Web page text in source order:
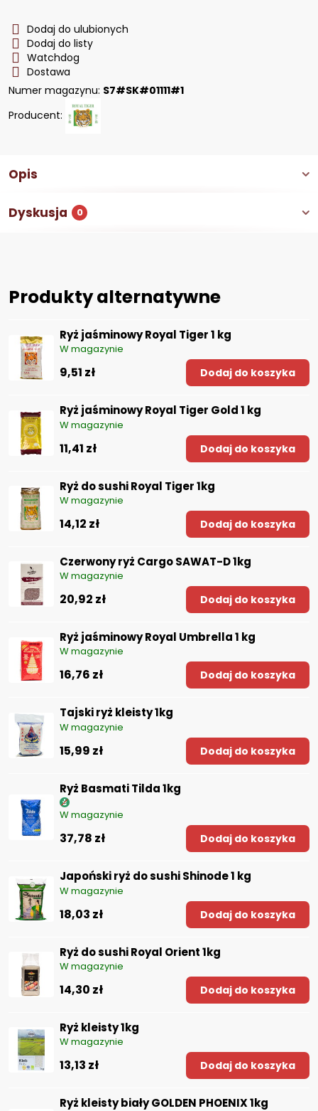
Dodaj do ulubionych
Dodaj do listy
Watchdog
Dostawa
Numer magazynu: S7#SK#01111#1
Producent:
Opis
Dyskusja 0
Produkty alternatywne
Ryż jaśminowy Royal Tiger 1 kg
W magazynie
9,51 zł Dodaj do koszyka
Ryż jaśminowy Royal Tiger Gold 1 kg
W magazynie
11,41 zł Dodaj do koszyka
Ryż do sushi Royal Tiger 1kg
W magazynie
14,12 zł Dodaj do koszyka
Czerwony ryż Cargo SAWAT-D 1kg
W magazynie
20,92 zł Dodaj do koszyka
Ryż jaśminowy Royal Umbrella 1 kg
W magazynie
16,76 zł Dodaj do koszyka
Tajski ryż kleisty 1kg
W magazynie
15,99 zł Dodaj do koszyka
Ryż Basmati Tilda 1kg
W magazynie
37,78 zł Dodaj do koszyka
Japoński ryż do sushi Shinode 1 kg
W magazynie
18,03 zł Dodaj do koszyka
Ryż do sushi Royal Orient 1kg
W magazynie
14,30 zł Dodaj do koszyka
Ryż kleisty 1kg
W magazynie
13,13 zł Dodaj do koszyka
Ryż kleisty biały GOLDEN PHOENIX 1kg